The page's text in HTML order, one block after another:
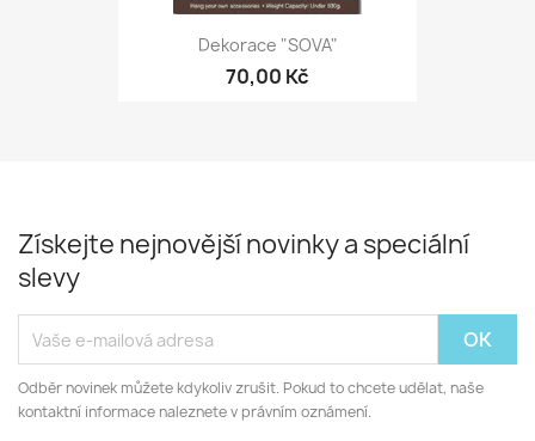
Dekorace "SOVA"
70,00 Kč
Získejte nejnovější novinky a speciální
slevy
Odběr novinek můžete kdykoliv zrušit. Pokud to chcete udělat, naše
kontaktní informace naleznete v právním oznámení.